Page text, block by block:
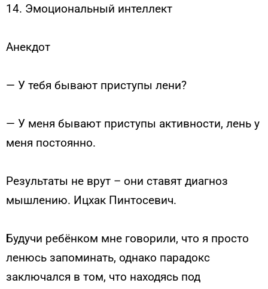
14. Эмоциональный интеллект
Анекдот
— У тебя бывают приступы лени?
— У меня бывают приступы активности, лень у
меня постоянно.
Результаты не врут – они ставят диагноз
мышлению. Ицхак Пинтосевич.
Будучи ребёнком мне говорили, что я просто
ленюсь запоминать, однако парадокс
заключался в том, что находясь под